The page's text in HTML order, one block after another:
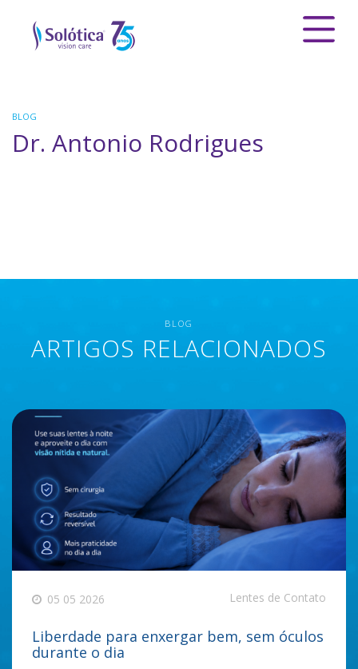
BLOG
Dr. Antonio Rodrigues
BLOG
ARTIGOS RELACIONADOS
05 05 2026 Lentes de Contato
Liberdade para enxergar bem, sem óculos
durante o dia